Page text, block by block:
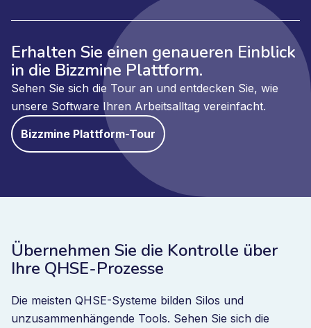
Erhalten Sie einen genaueren Einblick
in die Bizzmine Plattform.
Sehen Sie sich die Tour an und entdecken Sie, wie
unsere Software Ihren Arbeitsalltag vereinfacht.
Bizzmine Plattform-Tour
Übernehmen Sie die Kontrolle über
Ihre QHSE-Prozesse
Die meisten QHSE-Systeme bilden Silos und
unzusammenhängende Tools. Sehen Sie sich die